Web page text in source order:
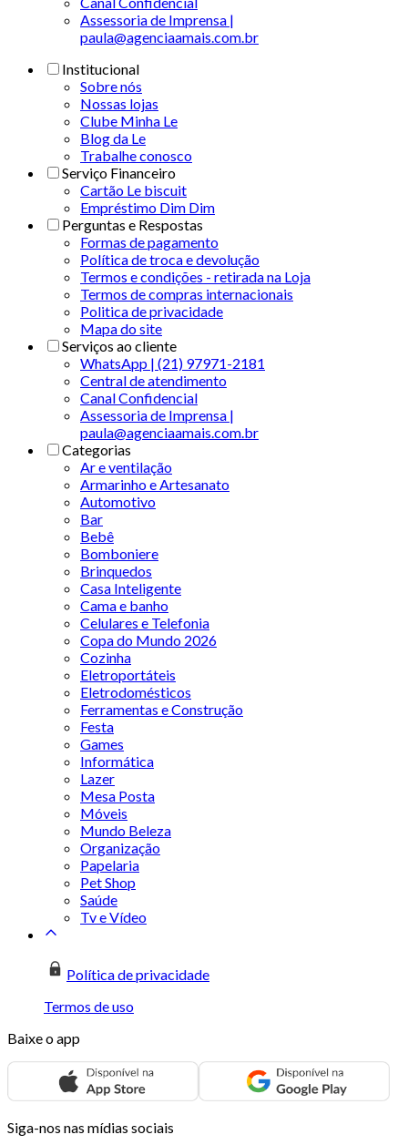
Assessoria de Imprensa |
paula@agenciaamais.com.br
Institucional
Sobre nós
Nossas lojas
Clube Minha Le
Blog da Le
Trabalhe conosco
Serviço Financeiro
Cartão Le biscuit
Empréstimo Dim Dim
Perguntas e Respostas
Formas de pagamento
Política de troca e devolução
Termos e condições - retirada na Loja
Termos de compras internacionais
Politica de privacidade
Mapa do site
Serviços ao cliente
WhatsApp | (21) 97971-2181
Central de atendimento
Canal Confidencial
Assessoria de Imprensa |
paula@agenciaamais.com.br
Categorias
Ar e ventilação
Armarinho e Artesanato
Automotivo
Bar
Bebê
Bomboniere
Brinquedos
Casa Inteligente
Cama e banho
Celulares e Telefonia
Copa do Mundo 2026
Cozinha
Eletroportáteis
Eletrodomésticos
Ferramentas e Construção
Festa
Games
Informática
Lazer
Mesa Posta
Móveis
Mundo Beleza
Organização
Papelaria
Pet Shop
Saúde
Tv e Vídeo
Política de privacidade
Termos de uso
Baixe o app
Siga-nos nas mídias sociais